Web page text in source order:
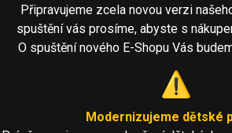
Připravujeme zcela novou verzi
spuštění vás prosíme, abyste s
O spuštění nového E-Shopu Vás
⚠️
Modernizujeme dětské